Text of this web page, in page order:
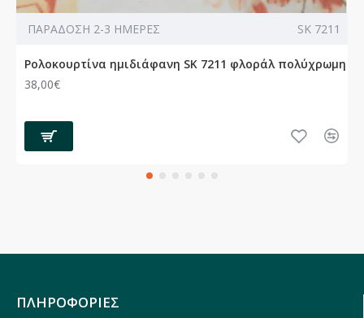
ΠΑΡΑΔΟΣΗ 2-3 ΗΜΕΡΕΣ SK 7211
Ρολοκουρτίνα ημιδιάφανη SK 7211 φλοράλ πολύχρωμη
38,00€
ΠΛΗΡΟΦΟΡΙΕΣ